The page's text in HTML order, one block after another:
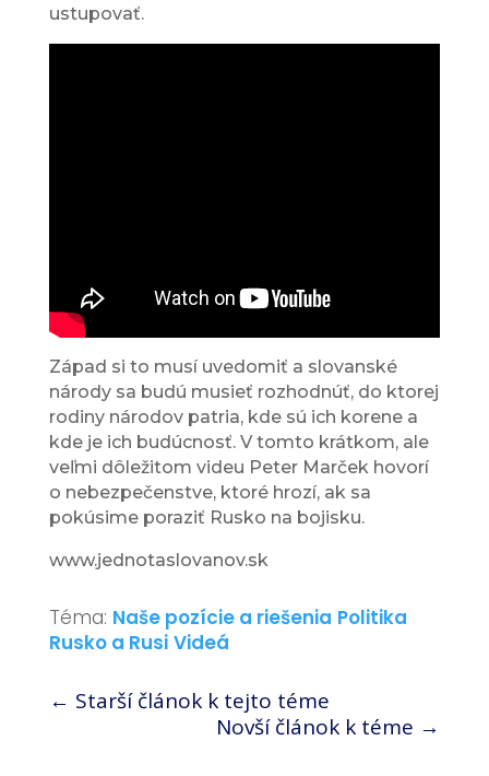
ustupovať.
Západ si to musí uvedomiť a slovanské
národy sa budú musieť rozhodnúť, do ktorej
rodiny národov patria, kde sú ich korene a
kde je ich budúcnosť. V tomto krátkom, ale
veľmi dôležitom videu Peter Marček hovorí
o nebezpečenstve, ktoré hrozí, ak sa
pokúsime poraziť Rusko na bojisku.
www.jednotaslovanov.sk
Téma: Naše pozície a riešenia Politika
Rusko a Rusi Videá
← Starší článok k tejto téme
Novší článok k téme →